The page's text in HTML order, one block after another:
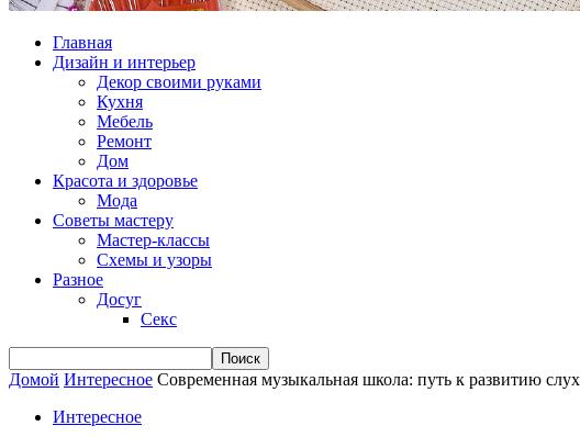
Главная
Дизайн и интерьер
Декор своими руками
Кухня
Мебель
Ремонт
Дом
Красота и здоровье
Мода
Советы мастеру
Мастер-классы
Схемы и узоры
Разное
Досуг
Секс
Домой Интересное Современная музыкальная школа: путь к развитию
Интересное